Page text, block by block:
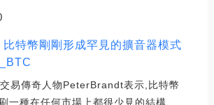
比特幣剛剛形成罕見的擴音器模式
易傳奇人物PeterBrandt表示,比特幣
一種在任何市場上都很少見的結構.